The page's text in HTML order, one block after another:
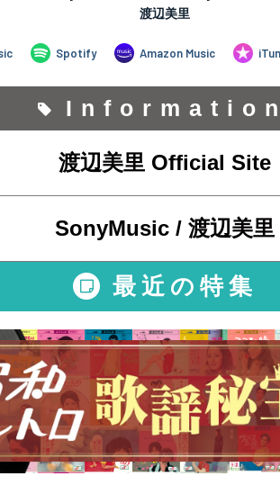
渡辺美里 Official Site
SonyMusic / 渡辺美里
最近の特集